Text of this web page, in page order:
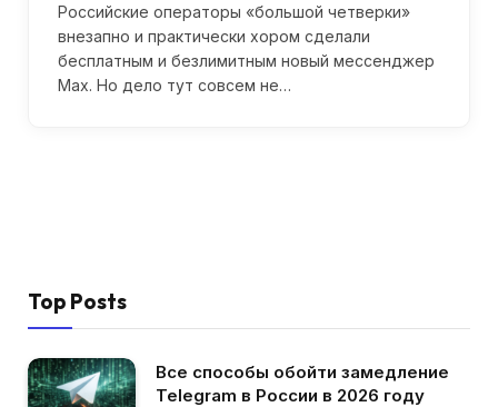
Российские операторы «большой четверки»
внезапно и практически хором сделали
бесплатным и безлимитным новый мессенджер
Max. Но дело тут совсем не…
Top Posts
Все способы обойти замедление
Telegram в России в 2026 году